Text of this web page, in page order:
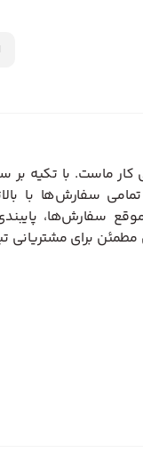
ماست. با تکیه بر
سفارش‌ها با
سفارش‌ها،
برای مشتریانی